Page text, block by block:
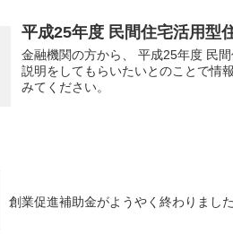
平成25年度 民間住宅活用型
金融機関の方から、 平成25年度 民
説明をしてもらいたいとのことで情
みてください。
創業促進補助金がようやく終わりました